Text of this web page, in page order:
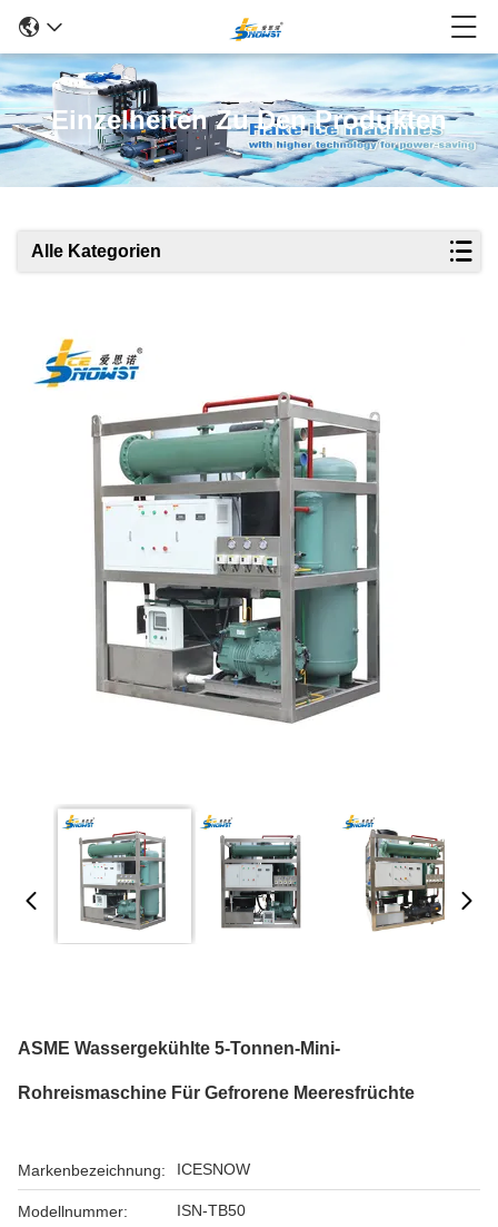
Einzelheiten Zu Den Produkten
Alle Kategorien
ASME Wassergekühlte 5-Tonnen-Mini-
Rohreismaschine Für Gefrorene Meeresfrüchte
Markenbezeichnung: ICESNOW
Modellnummer: ISN-TB50